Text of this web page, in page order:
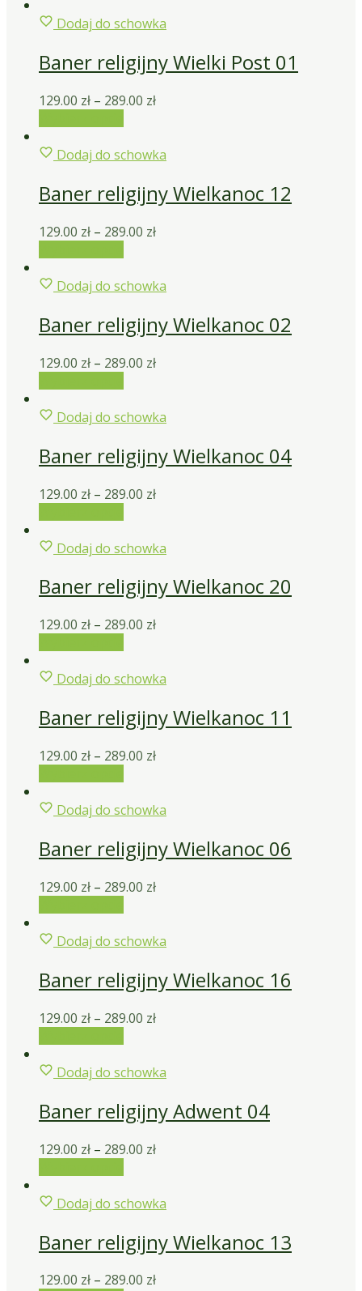
Dodaj do schowka
Baner religijny Wielki Post 01
129.00 zł – 289.00 zł
Dodaj do schowka
Baner religijny Wielkanoc 12
129.00 zł – 289.00 zł
Dodaj do schowka
Baner religijny Wielkanoc 02
129.00 zł – 289.00 zł
Dodaj do schowka
Baner religijny Wielkanoc 04
129.00 zł – 289.00 zł
Dodaj do schowka
Baner religijny Wielkanoc 20
129.00 zł – 289.00 zł
Dodaj do schowka
Baner religijny Wielkanoc 11
129.00 zł – 289.00 zł
Dodaj do schowka
Baner religijny Wielkanoc 06
129.00 zł – 289.00 zł
Dodaj do schowka
Baner religijny Wielkanoc 16
129.00 zł – 289.00 zł
Dodaj do schowka
Baner religijny Adwent 04
129.00 zł – 289.00 zł
Dodaj do schowka
Baner religijny Wielkanoc 13
129.00 zł – 289.00 zł